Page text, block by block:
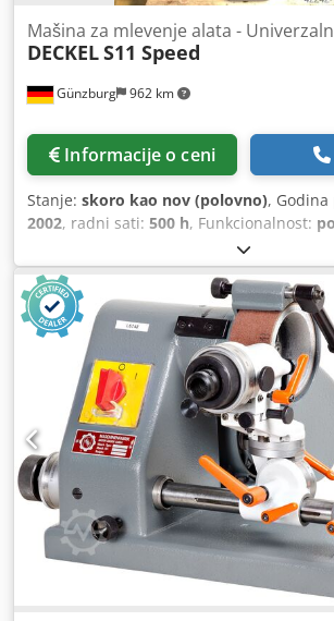
Günzburg 962 km
Mašina za mlevenje alata -
DECKELS11 Speed
Informacije o ceni
Stanje: skoro kao nov (polovno),
2002, radni sati: 500 h, Funkcionalnost:
, Prečnik brušenja - maks.
Dužina brušenja: 190 mm Dužina
Broj obrtaja vretena - bezstepeno: 2 -
struje: 380 kVA Pogonska snaga motora
Ukupna potrebna snaga: 2,2 kW Težina
Imamo gotovo sve rezervne delove za
na lageru !!! !!! Oprema se može
!!! Rado ćemo uzeti vašu polovnu Deckel
kontaktirajte nas! DECKEL S 11
BRUŠENJE ALATA 2189 400 V, 50 Hz, sa
kablom Boja: • Gornja konstrukcija –
6034 • Stalak – plavo-siva RAL 7031
visine, aksijalno podešavanje vretena za
kao nova!! * Oprema: • Deljiva glava SK
diskom 24 R • Deljivi disk 20 R • Vijak za
69871 Dedpfxjw U Eg Rj Aitock • Uređaj
brušenje sa kućištem sa zupčastom